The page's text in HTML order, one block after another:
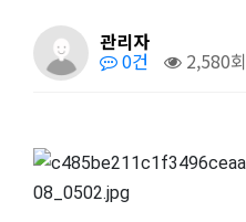
관리자
0건 2,580회